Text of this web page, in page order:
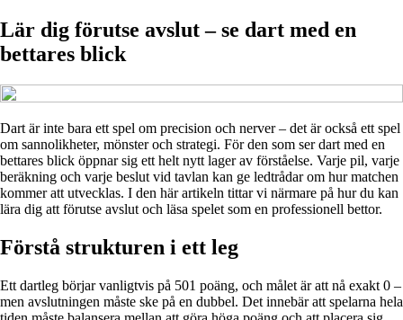
Lär dig förutse avslut – se dart med en
bettares blick
Dart är inte bara ett spel om precision och nerver – det är också ett spel
om sannolikheter, mönster och strategi. För den som ser dart med en
bettares blick öppnar sig ett helt nytt lager av förståelse. Varje pil, varje
beräkning och varje beslut vid tavlan kan ge ledtrådar om hur matchen
kommer att utvecklas. I den här artikeln tittar vi närmare på hur du kan
lära dig att förutse avslut och läsa spelet som en professionell bettor.
Förstå strukturen i ett leg
Ett dartleg börjar vanligtvis på 501 poäng, och målet är att nå exakt 0 –
men avslutningen måste ske på en dubbel. Det innebär att spelarna hela